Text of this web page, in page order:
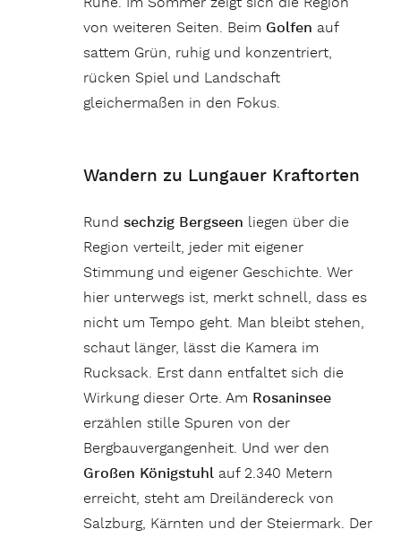
von weiteren Seiten. Beim Golfen auf
sattem Grün, ruhig und konzentriert,
rücken Spiel und Landschaft
gleichermaßen in den Fokus.
Wandern zu Lungauer Kraftorten
Rundsechzig Bergseen liegen über die
Region verteilt, jeder mit eigener
Stimmung und eigener Geschichte. Wer
hier unterwegs ist, merkt schnell, dass es
nicht um Tempo geht. Man bleibt stehen,
schaut länger, lässt die Kamera im
Rucksack. Erst dann entfaltet sich die
Wirkung dieser Orte. Am Rosaninsee
erzählen stille Spuren von der
Bergbauvergangenheit. Und wer den
Großen Königstuhl auf 2.340 Metern
erreicht, steht am Dreiländereck von
Salzburg, Kärnten und der Steiermark. Der